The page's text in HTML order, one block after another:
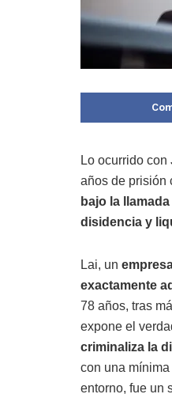
Lo ocurrido con
años de prisión
bajo la
disidencia y
Lai, un
exactamente
78 años, tras
expone el
criminaliza la
con una
entorno, fue un